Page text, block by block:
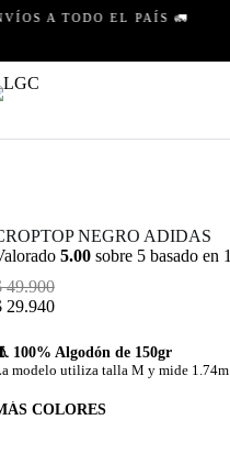
A TODO EL PAÍS 🚛
NEGRO ADIDAS
5.00sobre 5 basado en 1
49.900
29.940
100% Algodón de 150gr
modelo utiliza talla M y mide 1.74m
COLORES